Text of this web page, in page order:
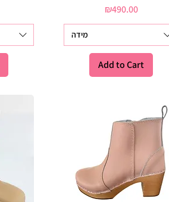
Price
₪490.00
מידה
Add to Cart